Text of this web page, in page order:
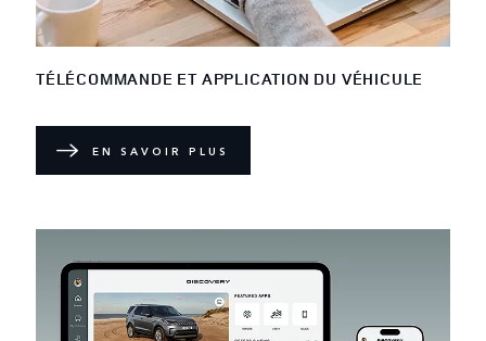
TÉLÉCOMMANDE ET APPLICATION DU VÉHICULE
EN SAVOIR PLUS